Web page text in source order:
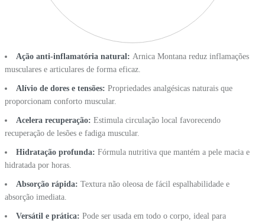
Ação anti-inflamatória natural: Arnica Montana reduz inflamações
musculares e articulares de forma eficaz.
Alívio de dores e tensões: Propriedades analgésicas naturais que
proporcionam conforto muscular.
Acelera recuperação: Estimula circulação local favorecendo
recuperação de lesões e fadiga muscular.
Hidratação profunda: Fórmula nutritiva que mantém a pele macia e
hidratada por horas.
Absorção rápida: Textura não oleosa de fácil espalhabilidade e
absorção imediata.
Versátil e prática: Pode ser usada em todo o corpo, ideal para